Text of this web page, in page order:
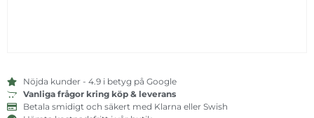
Nöjda kunder - 4.9 i betyg på Google
Vanliga frågor kring köp & leverans
Betala smidigt och säkert med Klarna eller Swish